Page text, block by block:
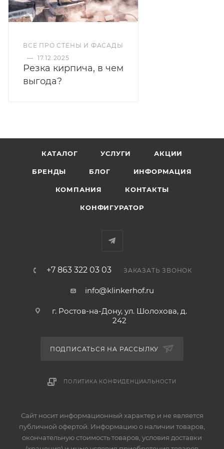
ВСЕ ПРО СТЕНЫ И ФАСАДЫ
— 17.12.2025
Резка кирпича, в чем
выгода?
КАТАЛОГ УСЛУГИ АКЦИИ
БРЕНДЫ БЛОГ ИНФОРМАЦИЯ
КОМПАНИЯ КОНТАКТЫ
КОНФИГУРАТОР
+7 863 322 03 03 ЗАКАЗАТЬ ЗВОНОК
info@klinkerhof.ru
г. Ростов-на-Дону, ул. Шолохова, д.
242
ПОДПИСАТЬСЯ НА РАССЫЛКУ
ПОЛИТИКА КОНФИДЕНЦИАЛЬНОСТИ
Сайт носит информационный характер и не является
публичной офертой. Информацию о наличии товаров,
окончательную стоимость товаров, условия доставки